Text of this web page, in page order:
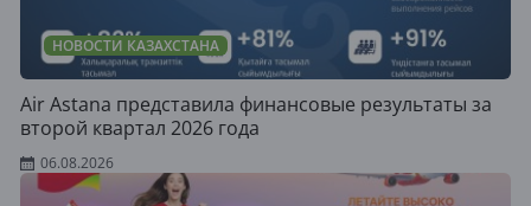
НОВОСТИ КАЗАХСТАНА
Air Astana представила финансовые результаты за
второй квартал 2026 года
06.08.2026